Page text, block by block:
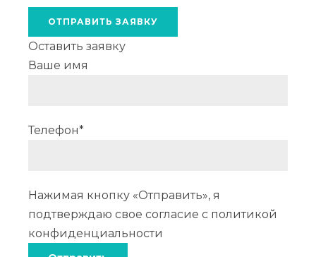
ОТПРАВИТЬ ЗАЯВКУ
Оставить заявку
Ваше имя
Телефон*
Нажимая кнопку «Отправить», я
подтверждаю свое согласие с политикой
конфиденциальности